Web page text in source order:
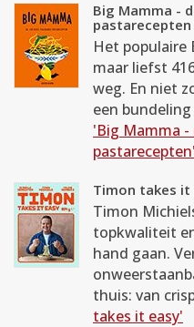
Big Mamma -
pastarecepten
Het populaire
maar liefst
weg. En niet
een
'Big Mamma -
pastarecepten'
Timon takes it
Timon
topkwaliteit
hand gaan.
thuis: van
takes it easy'